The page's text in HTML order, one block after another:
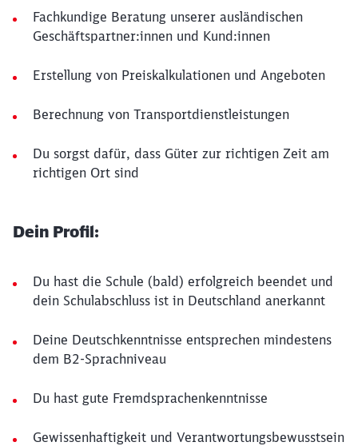
Fachkundige Beratung unserer ausländischen
Geschäftspartner:innen und Kund:innen
Erstellung von Preiskalkulationen und Angeboten
Berechnung von Transportdienstleistungen
Du sorgst dafür, dass Güter zur richtigen Zeit am
richtigen Ort sind
Dein Profil:
Du hast die Schule (bald) erfolgreich beendet und
dein Schulabschluss ist in Deutschland anerkannt
Deine Deutschkenntnisse entsprechen mindestens
dem B2-Sprachniveau
Du hast gute Fremdsprachenkenntnisse
Gewissenhaftigkeit und Verantwortungsbewusstsein